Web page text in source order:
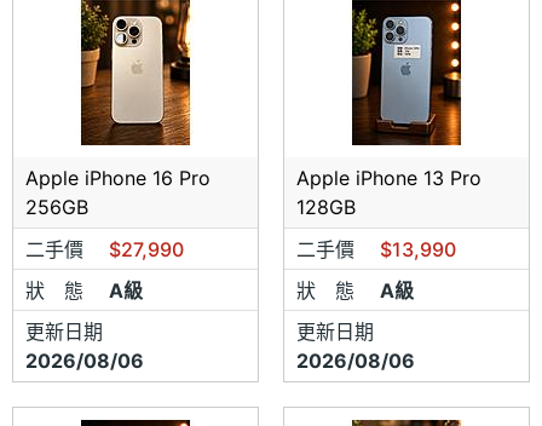
Apple iPhone 16 Pro
256GB
二手價
$27,990
狀 態
A級
更新日期
2026/08/06
Apple iPhone 13 Pro
128GB
二手價
$13,990
狀 態
A級
更新日期
2026/08/06